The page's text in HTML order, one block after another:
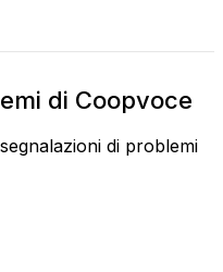
di Coopvoce
di problemi